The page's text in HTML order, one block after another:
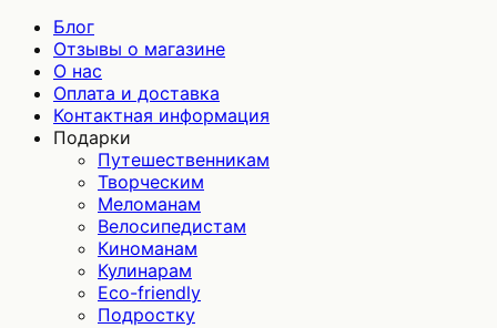
Блог
Отзывы о магазине
О нас
Оплата и доставка
Контактная информация
Подарки
Путешественникам
Творческим
Меломанам
Велосипедистам
Киноманам
Кулинарам
Eco-friendly
Подростку